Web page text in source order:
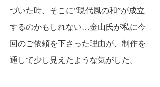
づいた時、 そこに”現代風の和”が成立
するのかもしれない…金山氏が私に今
回のご依頼を下さった理由が、 制作を
通して少し見えたような気がした。